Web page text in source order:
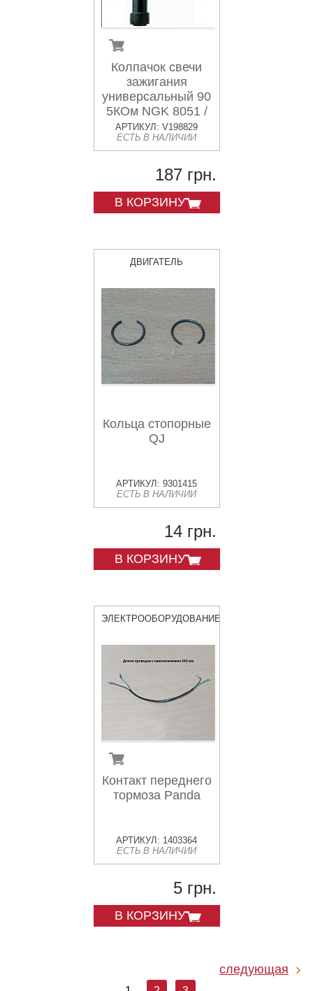
Колпачок свечи
зажигания
универсальный 90
5КОм NGK 8051 /
LB05F
АРТИКУЛ: V198829
ЕСТЬ В НАЛИЧИИ
187 грн.
В КОРЗИНУ
ДВИГАТЕЛЬ
Кольца стопорные
QJ
АРТИКУЛ: 9301415
ЕСТЬ В НАЛИЧИИ
14 грн.
В КОРЗИНУ
ЭЛЕКТРООБОРУДОВАНИЕ
Контакт переднего
тормоза Panda
АРТИКУЛ: 1403364
ЕСТЬ В НАЛИЧИИ
5 грн.
В КОРЗИНУ
следующая